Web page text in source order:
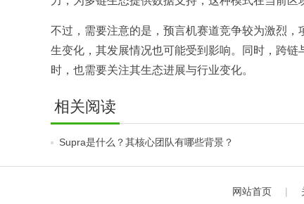
不过，需要注意的是，预言机赛道竞争较为激烈
生变化，其发展情况也可能受到影响。同时，跨
时，也需要关注其生态进展与行业变化。
相关阅读
Supra是什么？其核心团队有哪些背景？
网站首页 |